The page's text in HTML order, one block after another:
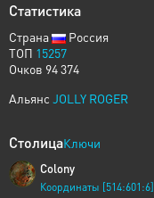
Статистика
Страна
Россия
ТОП 15257
Очков 94 374
Альянс JOLLY ROGER
СтолицаКлючи
Colony
Координаты [514:601:6]